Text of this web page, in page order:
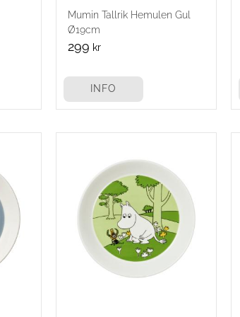
Mumin Tallrik Hemulen Gul
Ø19cm
299 kr
INFO